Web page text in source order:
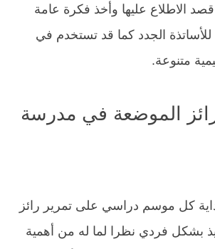
الاطلاع عليها وأخذ فكرة عامة
للأساتذة الجدد كما قد تستخدم في
متنوعة.
الموضعة في مدرسة
كل موسم دراسي على تمرير رائز
بشكل فردي نظرا لما له من أهمية